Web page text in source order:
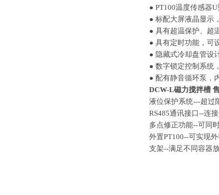
● PT100温度传感器
● 标配大屏液晶显示
● 具有超温保护、超
● 具有定时功能，可
● 隐藏式冷却盘管设
● 数字锁定控制系统
● 配有静音循环泵，
DCW-L磁力搅拌槽
液位保护系统---超过
RS485通讯接口--连
多点修正功能--可同
外置PT100--可实现
支架--满足不同容器